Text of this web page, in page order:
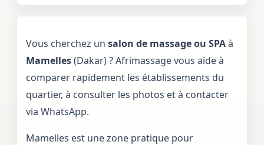
Vous cherchez unsalon de massage ou SPAà
Mamelles(Dakar) ? Afrimassage vous aide à
comparer rapidement les établissements du
quartier, à consulter les photos et à contacter
via WhatsApp.
Mamelles est une zone pratique pour